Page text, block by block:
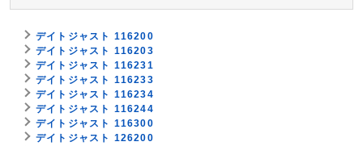
デイトジャスト 116200
デイトジャスト 116203
デイトジャスト 116231
デイトジャスト 116233
デイトジャスト 116234
デイトジャスト 116244
デイトジャスト 116300
デイトジャスト 126200